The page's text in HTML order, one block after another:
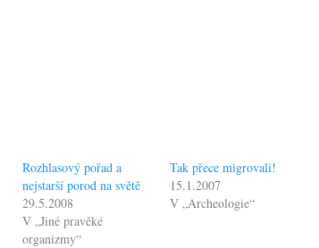
Rozhlasový pořad a
nejstarší porod na světě
29.5.2008
V „Jiné pravěké
organizmy“
Tak přece migrovali!
15.1.2007
V „Archeologie“